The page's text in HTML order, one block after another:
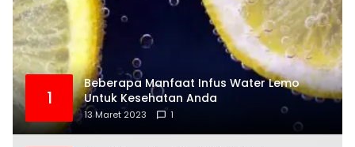
1
Beberapa Manfaat Infus Water Lemo
Untuk Kesehatan Anda
13 Maret 2023 1